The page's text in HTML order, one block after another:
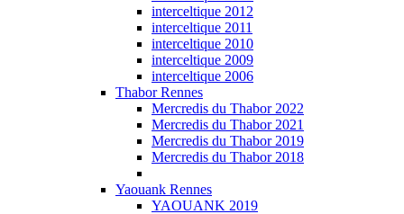
interceltique 2012
interceltique 2011
interceltique 2010
interceltique 2009
interceltique 2006
Thabor Rennes
Mercredis du Thabor 2022
Mercredis du Thabor 2021
Mercredis du Thabor 2019
Mercredis du Thabor 2018
Yaouank Rennes
YAOUANK 2019